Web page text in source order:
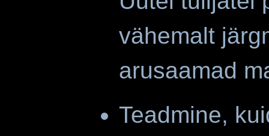
vähemalt
arusaamad
Teadmine,